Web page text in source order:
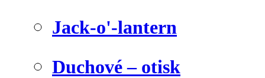
Jack-o'-lantern
Duchové – otisk